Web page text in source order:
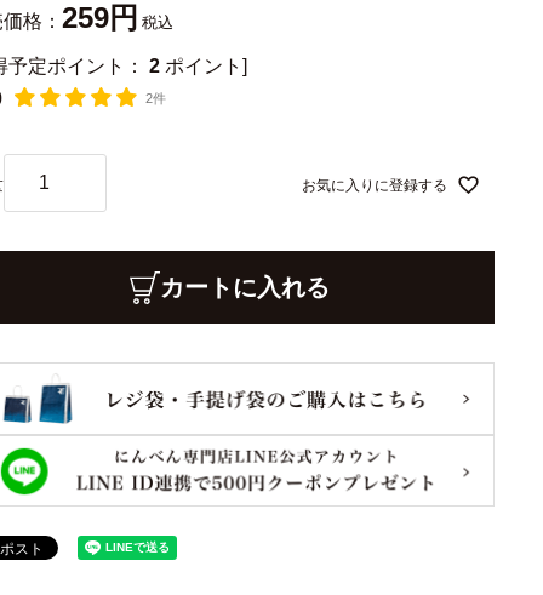
格： 259 税込
予定ポイント： 2 ポイント]
2件
お気に入りに登録する
カートに入れる